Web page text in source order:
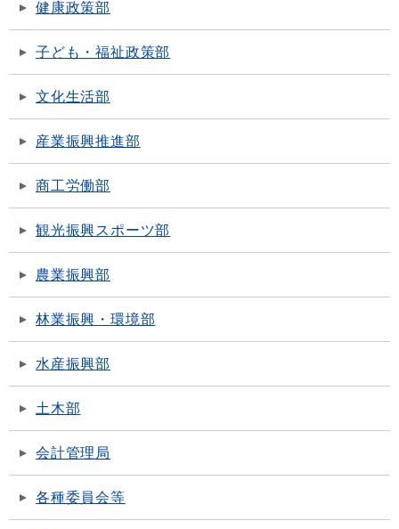
健康政策部
子ども・福祉政策部
文化生活部
産業振興推進部
商工労働部
観光振興スポーツ部
農業振興部
林業振興・環境部
水産振興部
土木部
会計管理局
各種委員会等